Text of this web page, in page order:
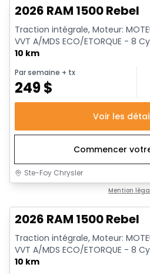
2026 RAM 1500 Rebel
Traction intégrale, Moteur:
VVT A/MDS ECO/ETORQUE - 8
10 km
Par semaine + tx
249$
Voir les
Commencer
Ste-Foy Chrysler
Mention
2026 RAM 1500 Rebel
Traction intégrale, Moteur:
VVT A/MDS ECO/ETORQUE - 8
10 km